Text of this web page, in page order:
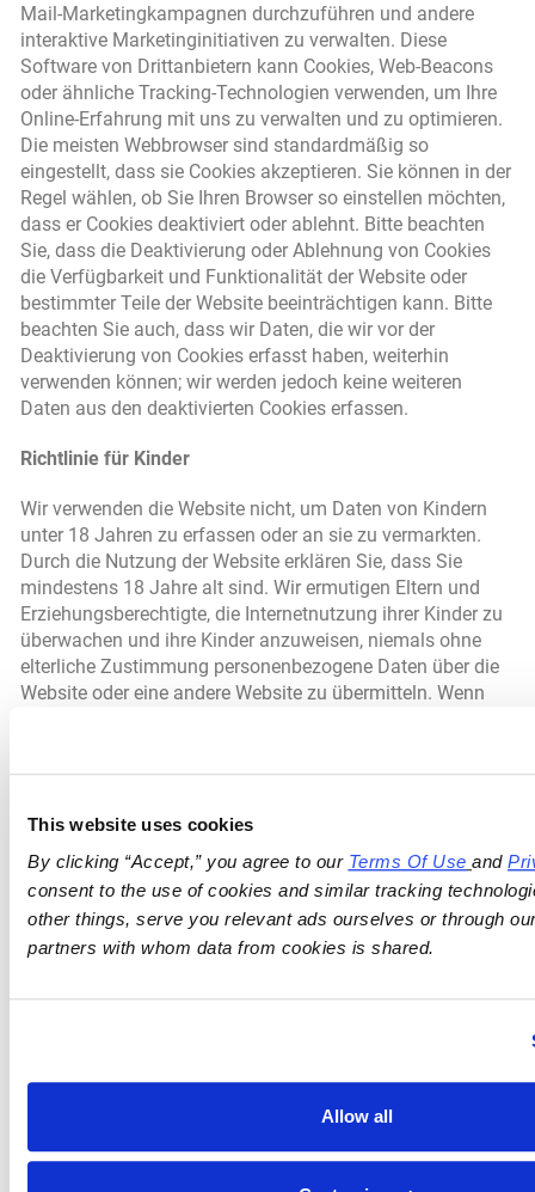
This website uses cookies
By clicking “Accept,” you agree to our Terms Of Use and
consent to the use of cookies and similar tracking
other things, serve you relevant ads ourselves or through
partners with whom data from cookies is shared.
Allow all
Mail-Marketingkampagnen durchzuführen und andere
interaktive Marketinginitiativen zu verwalten. Diese
Software von Drittanbietern kann Cookies, Web-Beacons
oder ähnliche Tracking-Technologien verwenden, um Ihre
Online-Erfahrung mit uns zu verwalten und zu optimieren.
Die meisten Webbrowser sind standardmäßig so
eingestellt, dass sie Cookies akzeptieren. Sie können in der
Regel wählen, ob Sie Ihren Browser so einstellen möchten,
dass er Cookies deaktiviert oder ablehnt. Bitte beachten
Sie, dass die Deaktivierung oder Ablehnung von Cookies
die Verfügbarkeit und Funktionalität der Website oder
bestimmter Teile der Website beeinträchtigen kann. Bitte
beachten Sie auch, dass wir Daten, die wir vor der
Deaktivierung von Cookies erfasst haben, weiterhin
verwenden können; wir werden jedoch keine weiteren
Daten aus den deaktivierten Cookies erfassen.
Richtlinie für Kinder
Wir verwenden die Website nicht, um Daten von Kindern
unter 18 Jahren zu erfassen oder an sie zu vermarkten.
Durch die Nutzung der Website erklären Sie, dass Sie
mindestens 18 Jahre alt sind. Wir ermutigen Eltern und
Erziehungsberechtigte, die Internetnutzung ihrer Kinder zu
überwachen und ihre Kinder anzuweisen, niemals ohne
elterliche Zustimmung personenbezogene Daten über die
Website oder eine andere Website zu übermitteln. Wenn
setzen Sie sich bitte mit uns in Verbindung, und wir werden
und zu löschen.
Do Not Track-Signale
Do Not Track (DNT") ist eine Datenschutzeinstellung im
Browser, die Nutzer so einstellen können, dass ihr
und Mobilressourcen sendet, um uns aufzufordern, die
universellen Standard für das Senden und Empfangen von
DNT-Signalen. Daher können wir nicht versprechen, dass
und reagieren darauf, wenn die geltenden